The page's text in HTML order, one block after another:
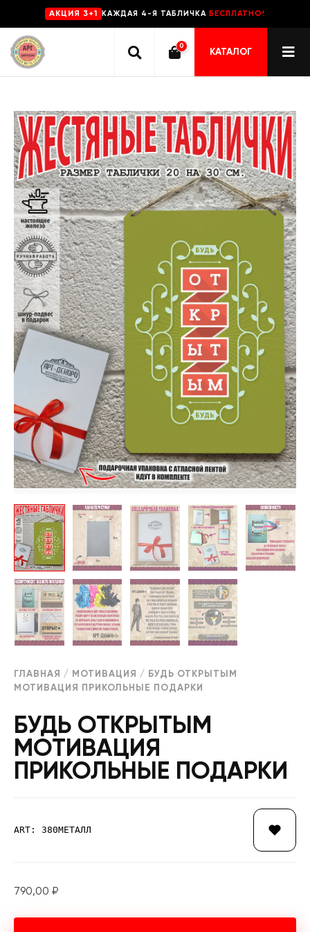
AKЦИЯ 3+1 КАЖДАЯ 4-Я ТАБЛИЧКА БЕСПЛАТНО!
0
КАТАЛОГ
ГЛАВНАЯ / МОТИВАЦИЯ / БУДЬ ОТКРЫТЫМ
МОТИВАЦИЯ ПРИКОЛЬНЫЕ ПОДАРКИ
БУДЬ ОТКРЫТЫМ
МОТИВАЦИЯ
ПРИКОЛЬНЫЕ ПОДАРКИ
ART: 380МЕТАЛЛ
790,00 ₽